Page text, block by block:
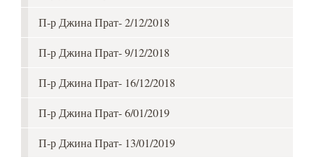
П-р Джина Прат- 2/12/2018
П-р Джина Прат- 9/12/2018
П-р Джина Прат- 16/12/2018
П-р Джина Прат- 6/01/2019
П-р Джина Прат- 13/01/2019